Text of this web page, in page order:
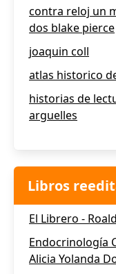
contra reloj un
dos blake pierce
joaquin coll
atlas historico
historias de
arguelles
Libros
El Librero -
Endocrinología
Alicia Yolanda